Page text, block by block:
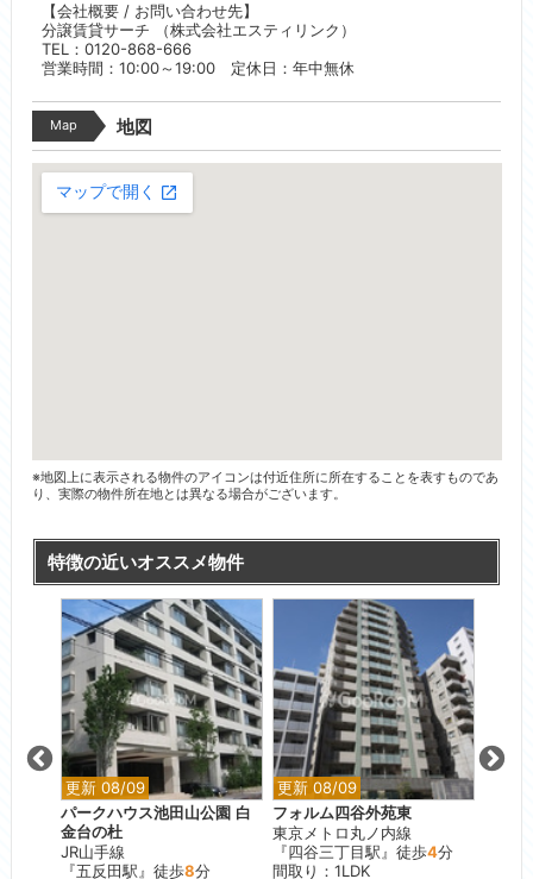
【会社概要 / お問い合わせ先】
分譲賃貸サーチ （株式会社エスティリンク）
TEL：0120-868-666
営業時間：10:00～19:00 定休日：年中無休
Map 地図
※地図上に表示される物件のアイコンは付近住所に所在することを表すものであ
り、実際の物件所在地とは異なる場合がございます。
特徴の近いオススメ物件
更新 08/09
パークハウス池田山公園 白
金台の杜
JR山手線
『五反田駅』徒歩8分
更新 08/09
フォルム四谷外苑東
東京メトロ丸ノ内線
『四谷三丁目駅』徒歩4分
間取り：1LDK